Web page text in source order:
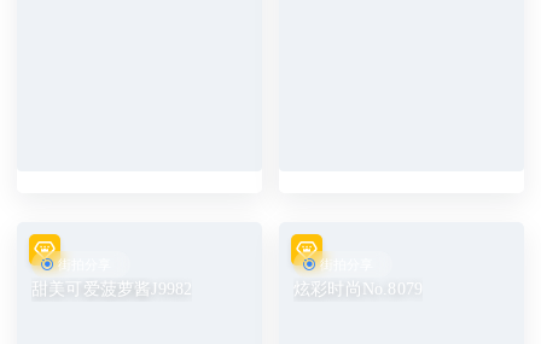
街拍分享
甜美可爱菠萝酱J9982
街拍分享
炫彩时尚No.8079